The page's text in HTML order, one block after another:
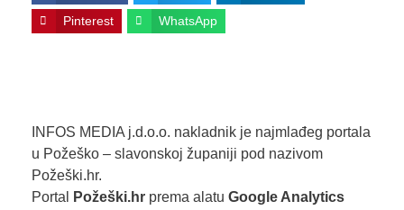
Pinterest WhatsApp
INFOS MEDIA j.d.o.o. nakladnik je najmlađeg portala
u Požeško – slavonskoj županiji pod nazivom
Požeški.hr.
Portal
Požeški.hr prema alatu Google Analytics